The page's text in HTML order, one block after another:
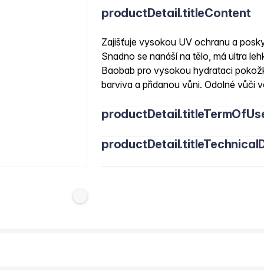
productDetail.titleContent
Zajišťuje vysokou UV ochranu a
Snadno se nanáší na tělo, má ultra
Baobab pro vysokou hydrataci
barviva a přidanou vůni. Odolné vůči